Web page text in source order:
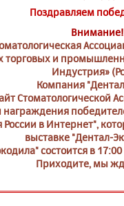
Поздравляем
Внимание!
торговых и
Индустрия»
Компания
Стоматологической
в Интернет",
выставке "Дентал-
состоится в
Приходите, мы